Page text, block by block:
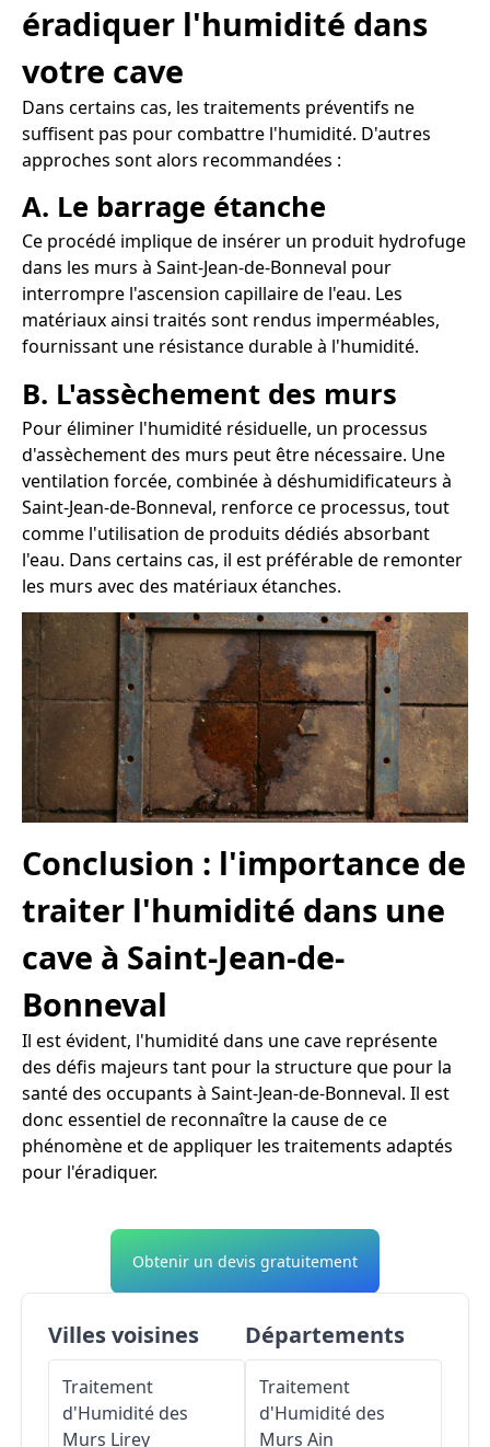
éradiquer l'humidité dans
votre cave
Dans certains cas, les traitements préventifs ne
suffisent pas pour combattre l'humidité. D'autres
approches sont alors recommandées :
A. Le barrage étanche
Ce procédé implique de insérer un produit hydrofuge
dans les murs à Saint-Jean-de-Bonneval pour
interrompre l'ascension capillaire de l'eau. Les
matériaux ainsi traités sont rendus imperméables,
fournissant une résistance durable à l'humidité.
B. L'assèchement des murs
Pour éliminer l'humidité résiduelle, un processus
d'assèchement des murs peut être nécessaire. Une
ventilation forcée, combinée à déshumidificateurs à
Saint-Jean-de-Bonneval, renforce ce processus, tout
comme l'utilisation de produits dédiés absorbant
l'eau. Dans certains cas, il est préférable de remonter
les murs avec des matériaux étanches.
Conclusion : l'importance de
traiter l'humidité dans une
cave à Saint-Jean-de-
Bonneval
Il est évident, l'humidité dans une cave représente
des défis majeurs tant pour la structure que pour la
santé des occupants à Saint-Jean-de-Bonneval. Il est
donc essentiel de reconnaître la cause de ce
phénomène et de appliquer les traitements adaptés
pour l'éradiquer.
Obtenir un devis gratuitement
Villes voisines
Traitement
d'Humidité des
Murs Lirey
Départements
Traitement
d'Humidité des
Murs Ain